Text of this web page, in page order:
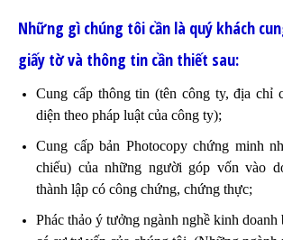
Những gì chúng tôi cần là quý khách
giấy tờ và thông tin cần thiết sau:
Cung cấp thông tin (tên công ty, địa chỉ
diện theo pháp luật của công ty);
Cung cấp bản Photocopy chứng minh
chiếu) của những người góp vốn vào
thành lập có công chứng, chứng thực;
Phác thảo ý tưởng ngành nghề kinh doanh